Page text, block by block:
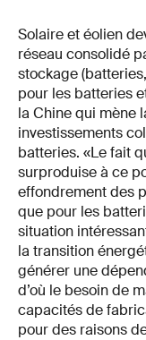
Solaire et éolien
réseau consolidé
stockage
pour les batteries
la Chine qui mène
investissements
batteries. «Le fait
surproduise à ce
effondrement des
que pour les
situation
la transition
générer une
d’où le besoin de
capacités de
pour des raisons